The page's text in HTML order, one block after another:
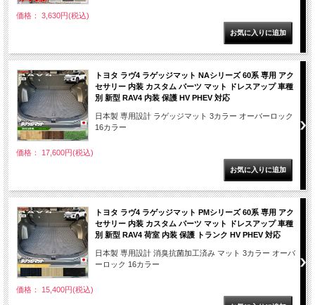
価格： 3,630円(税込)
トヨタ ラヴ4 ラゲッジマット NAシリーズ 60系 専用 アク
セサリー 内装 カスタム パーツ マット ドレスアップ 車種
別 新型 RAV4 内装 保護 HV PHEV 対応
日本製 専用設計 ラゲッジマット 3カラー オーバーロック
16カラー
価格： 17,600円(税込)
トヨタ ラヴ4 ラゲッジマット PMシリーズ 60系 専用 アク
セサリー 内装 カスタム パーツ マット ドレスアップ 車種
別 新型 RAV4 荷室 内装 保護 トランク HV PHEV 対応
日本製 専用設計 消臭抗菌加工済み マット 3カラー オーバ
ーロック 16カラー
価格： 15,400円(税込)